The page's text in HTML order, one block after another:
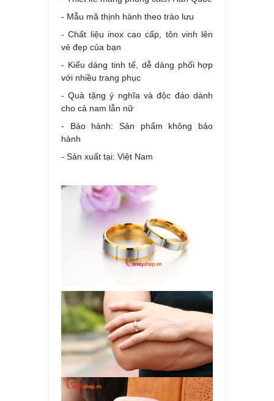
- Mẫu mã thịnh hành theo trào lưu
- Chất liệu inox cao cấp, tôn vinh lên
vẻ đẹp của bạn
- Kiểu dáng tinh tế, dễ dàng phối hợp
với nhiều trang phục
- Quà tặng ý nghĩa và độc đáo dành
cho cả nam lẫn nữ
- Bảo hành: Sản phẩm không bảo
hành
- Sản xuất tại: Việt Nam